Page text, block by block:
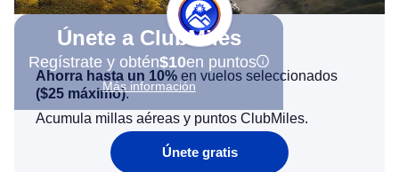
Únete a ClubMiles
Regístrate y obtén$10en puntos
Más información
Ahorra hasta un 10% en vuelos seleccionados
($25 máximo).
Acumula millas aéreas y puntos ClubMiles.
Únete gratis